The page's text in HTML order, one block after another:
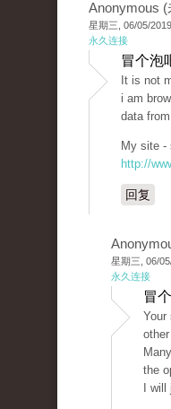
Anonymous (
星期三, 06/05/
永久连接
冒个泡
It is not
i am
data
My site -
http://
回复
星期三, 06/
永久连接
冒
Your
the
I